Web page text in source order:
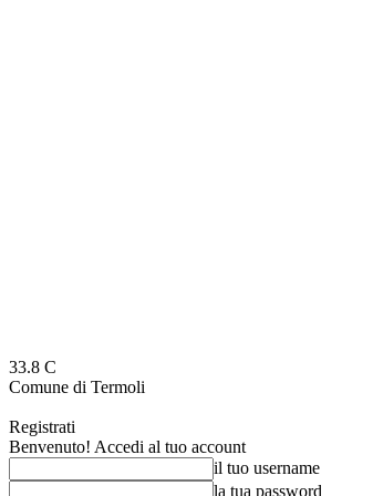
33.8 C
Comune di Termoli
Registrati
Benvenuto! Accedi al tuo account
il tuo username
la tua password